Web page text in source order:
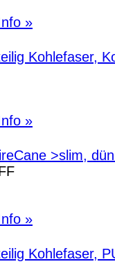
»
Kohlefaser,
»
>slim,
»
Kohlefaser,